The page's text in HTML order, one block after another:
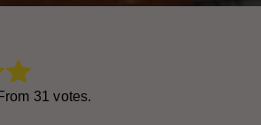
31 votes.